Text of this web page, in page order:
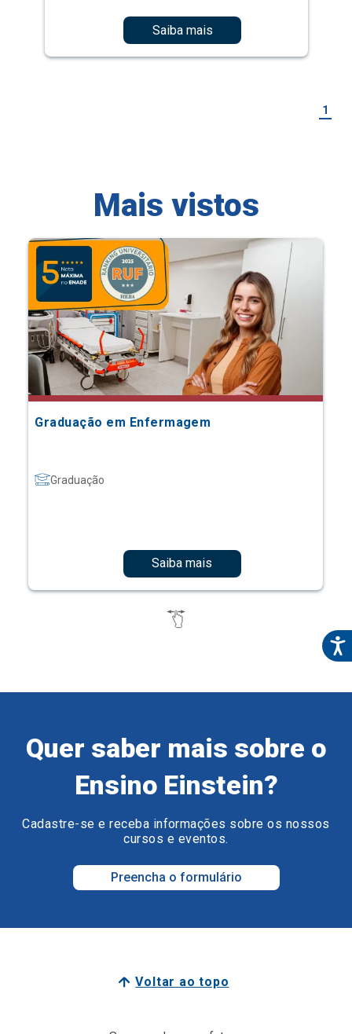
Saiba mais
1
Mais vistos
Graduação em Enfermagem
Graduação
Saiba mais
Quer saber mais sobre o
Ensino Einstein?
Cadastre-se e receba informações sobre os nossos
cursos e eventos.
Preencha o formulário
Voltar ao topo